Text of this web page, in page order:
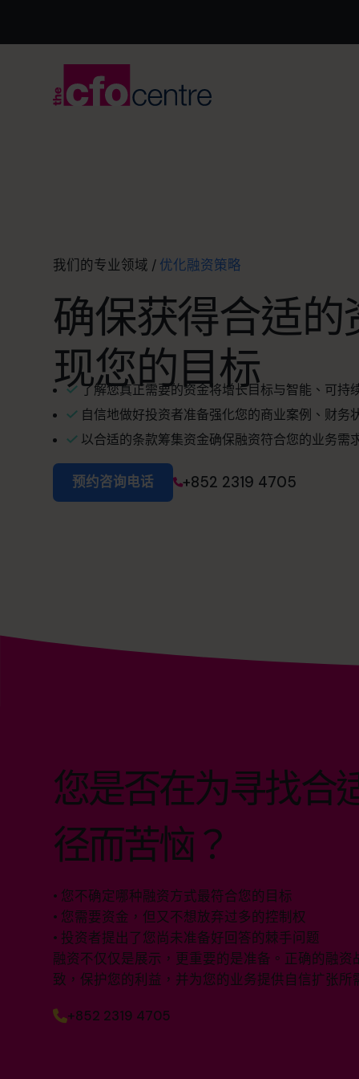
我们的专业领域 / 优化融资策略
确保获得合适的
现您的目标
了解您真正需要的资金将增长目标与智能、可持
自信地做好投资者准备强化您的商业案例、财务
以合适的条款筹集资金确保融资符合您的业务需
预约咨询电话 +852 2319 4705
您是否在为寻找合
径而苦恼？
• 您不确定哪种融资方式最符合您的目标
• 您需要资金，但又不想放弃过多的控制权
• 投资者提出了您尚未准备好回答的棘手问题
融资不仅仅是展示，更重要的是准备。正确的融
致，保护您的利益，并为您的业务提供自信扩张所
+852 2319 4705